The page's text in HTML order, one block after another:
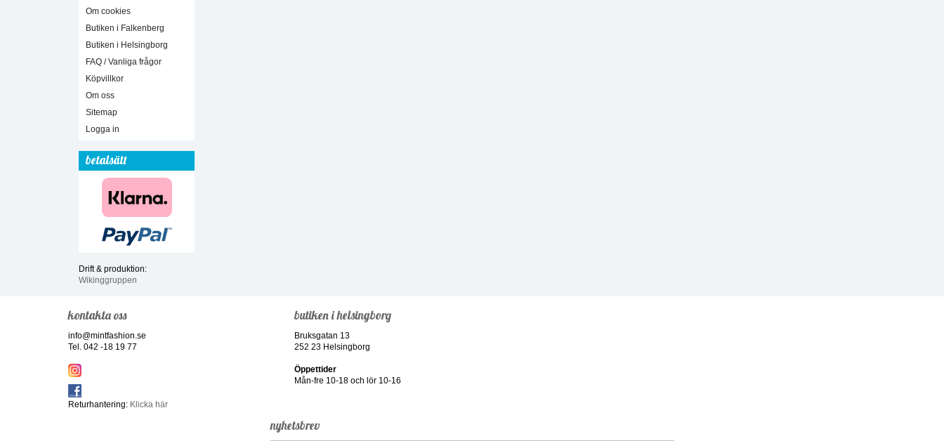
Om cookies
Butiken i Falkenberg
Butiken i Helsingborg
FAQ / Vanliga frågor
Köpvillkor
Om oss
Sitemap
Logga in
betalsätt
Drift & produktion:
Wikinggruppen
kontakta oss
info@mintfashion.se
Tel. 042 -18 19 77
Returhantering: Klicka här
butiken i helsingborg
Bruksgatan 13
252 23 Helsingborg
Öppettider
Mån-fre 10-18 och lör 10-16
nyhetsbrev